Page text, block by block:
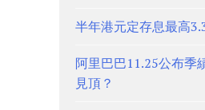
半年港元定存息最高
阿里巴巴11.25公布
見頂？